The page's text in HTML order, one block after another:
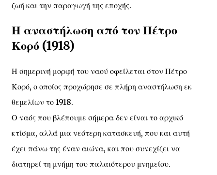
ζωή και την παραγωγή της εποχής.
Η αναστήλωση από τον Πέτρο
Κορό (1918)
Η σημερινή μορφή του ναού οφείλεται στον Πέτρο
Κορό, ο οποίος προχώρησε σε πλήρη αναστήλωση εκ
θεμελίων το 1918.
Ο ναός που βλέπουμε σήμερα δεν είναι το αρχικό
κτίσμα, αλλά μια νεότερη κατασκευή, που και αυτή
έχει πάνω της έναν αιώνα, και που συνεχίζει να
διατηρεί τη μνήμη του παλαιότερου μνημείου.